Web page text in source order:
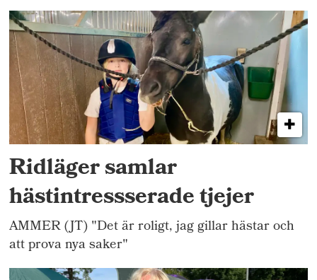
Ridläger samlar
hästintressserade tjejer
AMMER (JT) "Det är roligt, jag gillar hästar och
att prova nya saker"